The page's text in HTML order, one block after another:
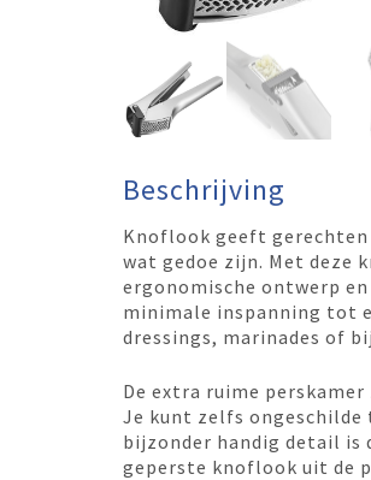
Beschrijving
Knoflook geeft gerechten
wat gedoe zijn. Met deze
ergonomische ontwerp
minimale inspanning tot
dressings, marinades of
De extra ruime
Je kunt zelfs ongeschilde
bijzonder handig detail is
geperste knoflook uit de